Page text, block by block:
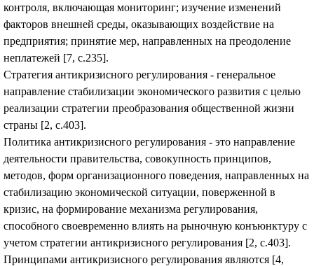
контроля, включающая мониторинг; изучение изменений
факторов внешней среды, оказывающих воздействие на
предприятия; принятие мер, направленных на преодоление
неплатежей [7, с.235].
Стратегия антикризисного регулирования - генеральное
направление стабилизации экономического развития с целью
реализации стратегии преобразования общественной жизни
страны [2, с.403].
Политика антикризисного регулирования - это направление
деятельности правительства, совокупность принципов,
методов, форм организационного поведения, направленных на
стабилизацию экономической ситуации, поверженной в
кризис, на формирование механизма регулирования,
способного своевременно влиять на рыночную конъюнктуру с
учетом стратегии антикризисного регулирования [2, с.403].
Принципами антикризисного регулирования являются [4,